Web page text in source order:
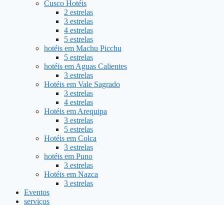
Cusco Hotéis
2 estrelas
3 estrelas
4 estrelas
5 estrelas
hotéis em Machu Picchu
5 estrelas
hotéis em Aguas Calientes
3 estrelas
Hotéis em Vale Sagrado
3 estrelas
4 estrelas
Hotéis em Arequipa
3 estrelas
5 estrelas
Hotéis em Colca
3 estrelas
hotéis em Puno
3 estrelas
Hotéis em Nazca
3 estrelas
Eventos
serviços